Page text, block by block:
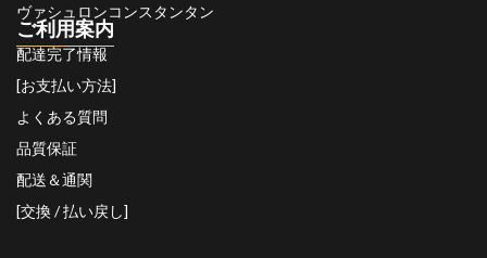
ヴァシュロンコンスタンタン
ご利用案内
配達完了情報
[お支払い方法]
よくある質問
品質保証
配送＆通関
[交換 / 払い戻し]